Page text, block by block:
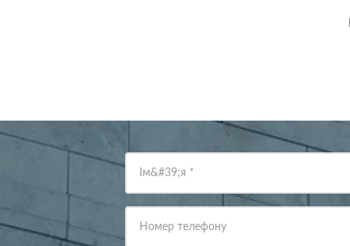
Ім&#39;я *
Номер телефону